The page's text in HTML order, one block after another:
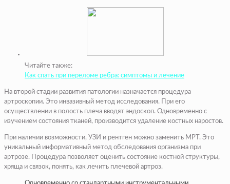
Читайте также:
Как спать при переломе ребра: симптомы и лечение
На второй стадии развития патологии назначается процедура
артроскопии. Это инвазивный метод исследования. При его
осуществлении в полость плеча вводят эндоскоп. Одновременно с
изучением состояния тканей, производится удаление костных наростов.
При наличии возможности, УЗИ и рентген можно заменить МРТ. Это
уникальный информативный метод обследования организма при
артрозе. Процедура позволяет оценить состояние костной структуры,
хряща и связок, понять, как лечить плечевой артроз.